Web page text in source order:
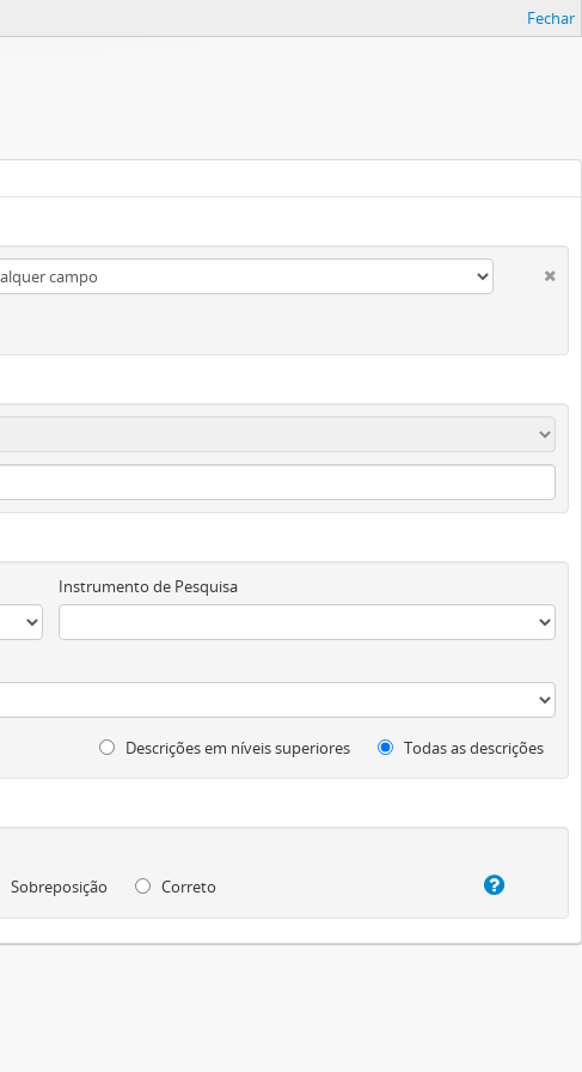
Fechar
Instrumento de Pesquisa
Descrições em níveis superiores Todas as descrições
Sobreposição
Correto